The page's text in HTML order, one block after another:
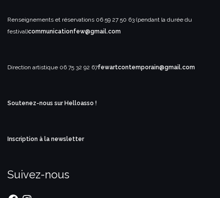
Renseignements et réservations 06 59 27 50 63 (pendant la durée du
festival)communicationfew@gmail.com
Direction artistique 06 75 32 92 67fewartcontemporain@gmail.com
Soutenez-nous sur Helloasso !
Inscription à la newsletter
Suivez-nous
FacebookInstagram